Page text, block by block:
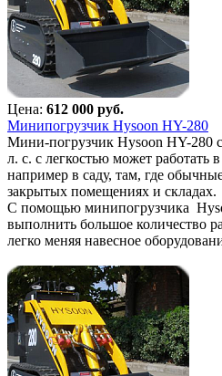
Цена: 612 000 руб.
Минипогрузчик Hysoon HY-280
Мини-погрузчик Hysoon HY-280
л. с. с легкостью может работать
например в саду, там, где
закрытых помещениях и складах.
С помощью минипогрузчика
выполнить большое количество
легко меняя навесное